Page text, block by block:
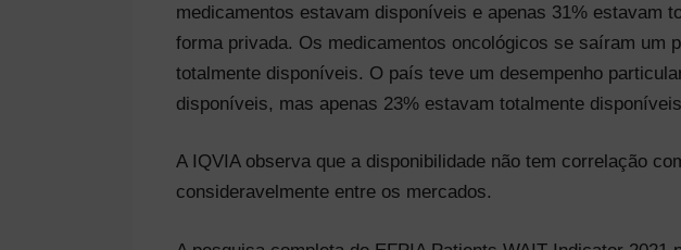
medicamentos estavam disponíveis e apenas 31% estavam
forma privada. Os medicamentos oncológicos se saíram um
totalmente disponíveis. O país teve um desempenho
disponíveis, mas apenas 23% estavam totalmente
A IQVIA observa que a disponibilidade não tem correlação
consideravelmente entre os mercados.